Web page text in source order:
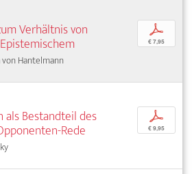
Verhältnis von
Hantelmann
p
€ 7,95
Bestandteil des
Rede
p
€ 9,95